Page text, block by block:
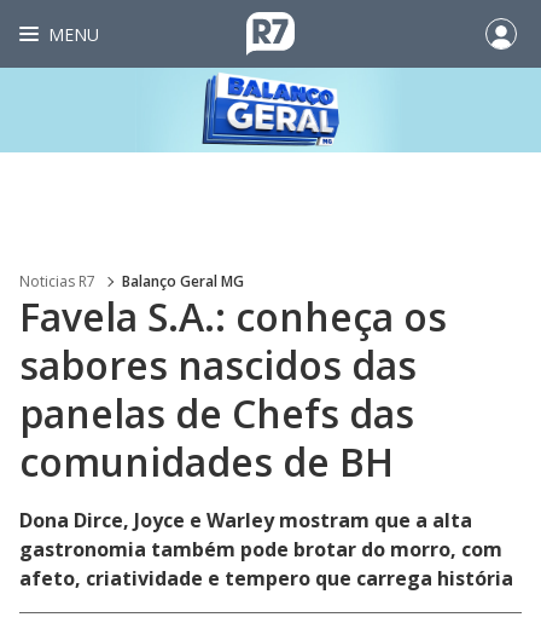
MENU
Noticias R7 Balanço Geral MG
Favela S.A.: conheça os
sabores nascidos das
panelas de Chefs das
comunidades de BH
Dona Dirce, Joyce e Warley mostram que a alta
gastronomia também pode brotar do morro, com
afeto, criatividade e tempero que carrega história